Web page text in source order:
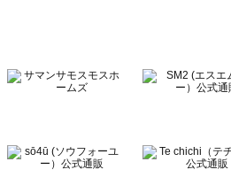
ルー）の一覧
一覧